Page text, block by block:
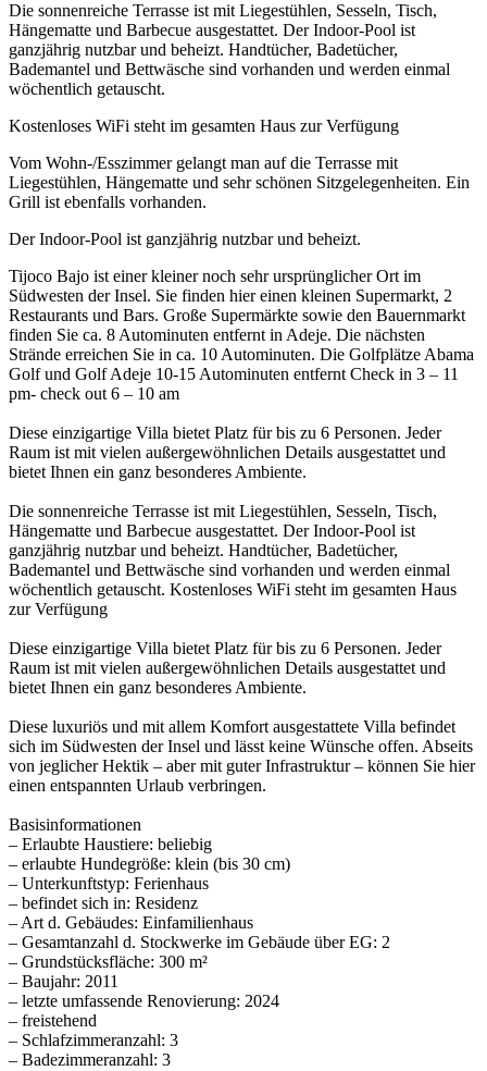
Die sonnenreiche Terrasse ist mit Liegestühlen, Sesseln, Tisch,
Hängematte und Barbecue ausgestattet. Der Indoor-Pool ist
ganzjährig nutzbar und beheizt. Handtücher, Badetücher,
Bademantel und Bettwäsche sind vorhanden und werden einmal
wöchentlich getauscht.
Kostenloses WiFi steht im gesamten Haus zur Verfügung
Vom Wohn-/Esszimmer gelangt man auf die Terrasse mit
Liegestühlen, Hängematte und sehr schönen Sitzgelegenheiten. Ein
Grill ist ebenfalls vorhanden.
Der Indoor-Pool ist ganzjährig nutzbar und beheizt.
Tijoco Bajo ist einer kleiner noch sehr ursprünglicher Ort im
Südwesten der Insel. Sie finden hier einen kleinen Supermarkt, 2
Restaurants und Bars. Große Supermärkte sowie den Bauernmarkt
finden Sie ca. 8 Autominuten entfernt in Adeje. Die nächsten
Strände erreichen Sie in ca. 10 Autominuten. Die Golfplätze Abama
Golf und Golf Adeje 10-15 Autominuten entfernt Check in 3 – 11
pm- check out 6 – 10 am
Diese einzigartige Villa bietet Platz für bis zu 6 Personen. Jeder
Raum ist mit vielen außergewöhnlichen Details ausgestattet und
bietet Ihnen ein ganz besonderes Ambiente.
Die sonnenreiche Terrasse ist mit Liegestühlen, Sesseln, Tisch,
Hängematte und Barbecue ausgestattet. Der Indoor-Pool ist
ganzjährig nutzbar und beheizt. Handtücher, Badetücher,
Bademantel und Bettwäsche sind vorhanden und werden einmal
wöchentlich getauscht. Kostenloses WiFi steht im gesamten Haus
zur Verfügung
Diese einzigartige Villa bietet Platz für bis zu 6 Personen. Jeder
Raum ist mit vielen außergewöhnlichen Details ausgestattet und
bietet Ihnen ein ganz besonderes Ambiente.
Diese luxuriös und mit allem Komfort ausgestattete Villa befindet
sich im Südwesten der Insel und lässt keine Wünsche offen. Abseits
von jeglicher Hektik – aber mit guter Infrastruktur – können Sie hier
einen entspannten Urlaub verbringen.
Basisinformationen
– Erlaubte Haustiere: beliebig
– erlaubte Hundegröße: klein (bis 30 cm)
– Unterkunftstyp: Ferienhaus
– befindet sich in: Residenz
– Art d. Gebäudes: Einfamilienhaus
– Gesamtanzahl d. Stockwerke im Gebäude über EG: 2
– Grundstücksfläche: 300 m²
– Baujahr: 2011
– letzte umfassende Renovierung: 2024
– freistehend
– Schlafzimmeranzahl: 3
– Badezimmeranzahl: 3